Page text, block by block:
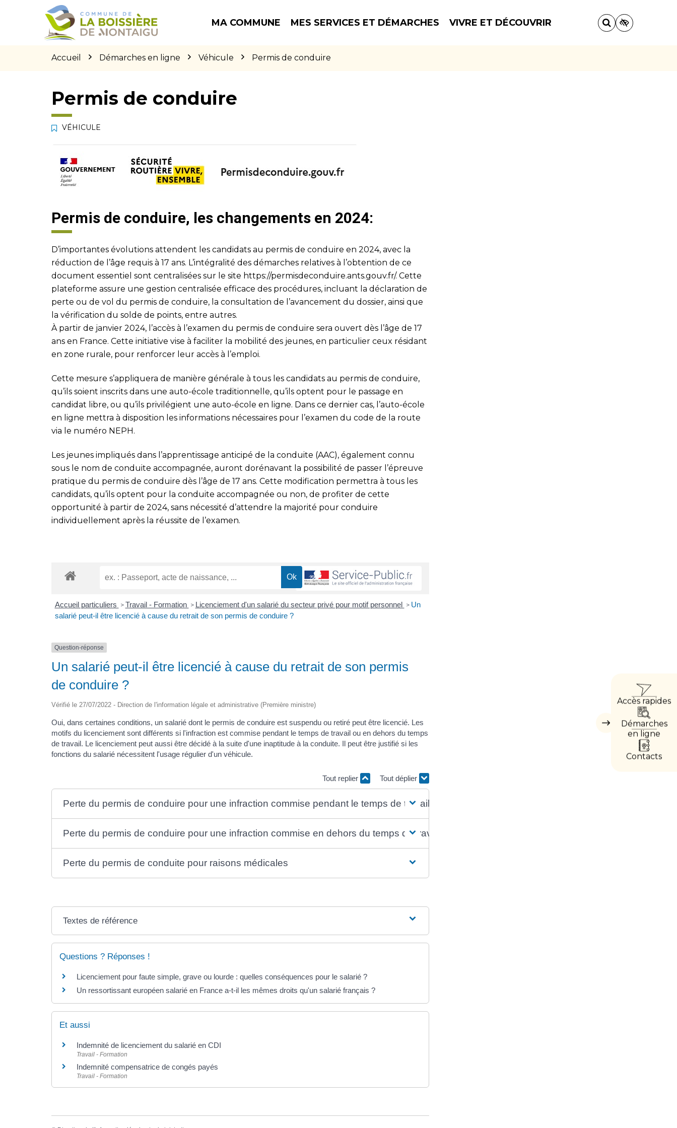
Gestion des traceurs
MA COMMUNE MES SERVICES ET DÉMARCHES VIVRE ET DÉCOUVRIR
Accueil Démarches en ligne Véhicule Permis de conduire
Masquer
Accès rapides
Démarches
en ligne
Contacts
Permis de conduire
VÉHICULE
Permis de conduire, les changements en 2024:
D’importantes évolutions attendent les candidats au permis de conduire en 2024, avec la
réduction de l’âge requis à 17 ans. L’intégralité des démarches relatives à l’obtention de ce
document essentiel sont centralisées sur le site https://permisdeconduire.ants.gouv.fr/. Cette
plateforme assure une gestion centralisée efficace des procédures, incluant la déclaration de
perte ou de vol du permis de conduire, la consultation de l’avancement du dossier, ainsi que
la vérification du solde de points, entre autres.
À partir de janvier 2024, l’accès à l’examen du permis de conduire sera ouvert dès l’âge de 17
ans en France. Cette initiative vise à faciliter la mobilité des jeunes, en particulier ceux résidant
en zone rurale, pour renforcer leur accès à l’emploi.
Cette mesure s’appliquera de manière générale à tous les candidats au permis de conduire,
qu’ils soient inscrits dans une auto-école traditionnelle, qu’ils optent pour le passage en
candidat libre, ou qu’ils privilégient une auto-école en ligne. Dans ce dernier cas, l’auto-école
en ligne mettra à disposition les informations nécessaires pour l’examen du code de la route
via le numéro NEPH.
Les jeunes impliqués dans l’apprentissage anticipé de la conduite (AAC), également connu
sous le nom de conduite accompagnée, auront dorénavant la possibilité de passer l’épreuve
pratique du permis de conduire dès l’âge de 17 ans. Cette modification permettra à tous les
candidats, qu’ils optent pour la conduite accompagnée ou non, de profiter de cette
opportunité à partir de 2024, sans nécessité d’attendre la majorité pour conduire
individuellement après la réussite de l’examen.
Accueil particuliers > Travail - Formation > Licenciement d'un salarié du secteur privé pour motif personnel > Un
salarié peut-il être licencié à cause du retrait de son permis de conduire ?
Question-réponse
Un salarié peut-il être licencié à cause du retrait de son permis
de conduire ?
Vérifié le 27/07/2022 - Direction de l'information légale et administrative (Première ministre)
Oui, dans certaines conditions, un salarié dont le permis de conduire est suspendu ou retiré peut être licencié. Les
motifs du licenciement sont différents si l'infraction est commise pendant le temps de travail ou en dehors du temps
de travail. Le licenciement peut aussi être décidé à la suite d'une inaptitude à la conduite. Il peut être justifié si les
fonctions du salarié nécessitent l'usage régulier d'un véhicule.
Tout replier Tout déplier
Perte du permis de conduire pour une infraction commise pendant le temps de travail
Perte du permis de conduire pour une infraction commise en dehors du temps de travail
Perte du permis de conduite pour raisons médicales
Textes de référence
Questions ? Réponses !
Licenciement pour faute simple, grave ou lourde : quelles conséquences pour le salarié ?
Un ressortissant européen salarié en France a-t-il les mêmes droits qu'un salarié français ?
Et aussi
Indemnité de licenciement du salarié en CDI
Travail - Formation
Indemnité compensatrice de congés payés
Travail - Formation